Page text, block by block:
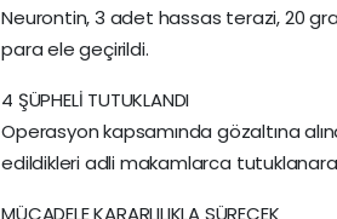
Neurontin, 3 adet hassas terazi, 20
para ele geçirildi.
4 ŞÜPHELİ TUTUKLANDI
Operasyon kapsamında gözaltına
edildikleri adli makamlarca
MÜCADELE KARARLILIKLA SÜRECEK